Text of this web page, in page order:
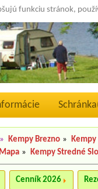
funkciu stránok,
» Kempy Brezno » Kempy
» Kempy Stredné
Cenník 2026